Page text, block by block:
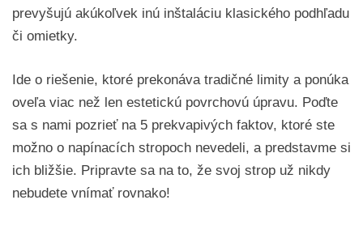
prevyšujú akúkoľvek inú inštaláciu klasického podhľadu
či omietky.
Ide o riešenie, ktoré prekonáva tradičné limity a ponúka
oveľa viac než len estetickú povrchovú úpravu. Poďte
sa s nami pozrieť na 5 prekvapivých faktov, ktoré ste
možno o napínacích stropoch nevedeli, a predstavme si
ich bližšie. Pripravte sa na to, že svoj strop už nikdy
nebudete vnímať rovnako!